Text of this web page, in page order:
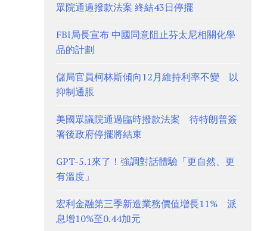
眾院通過撥款法案 終結43日停擺
FBI局長宣布 中國同意阻止芬太尼相關化學
品的計劃
儲局官員柯林斯傾向12月維持利率不變 以
抑制通脹
美國眾議院通過臨時撥款法案 待特朗普簽
署後政府停擺將結束
GPT-5.1來了！強調對話體驗「更自然、更
有溫度」
宏利金融第三季新造業務價值增長11% 派
息增10%至0.44加元